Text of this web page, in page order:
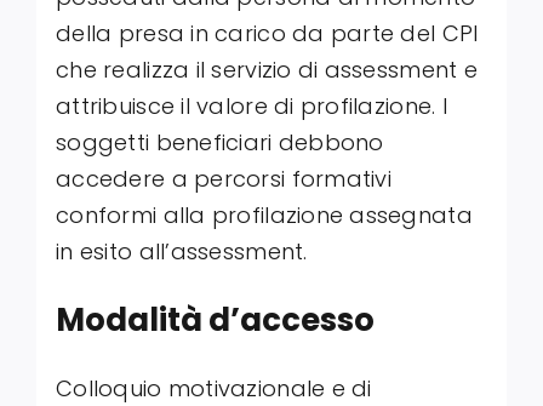
della presa in carico da parte del CPI
che realizza il servizio di assessment e
attribuisce il valore di profilazione. I
soggetti beneficiari debbono
accedere a percorsi formativi
conformi alla profilazione assegnata
in esito all’assessment.
Modalità d’accesso
Colloquio motivazionale e di